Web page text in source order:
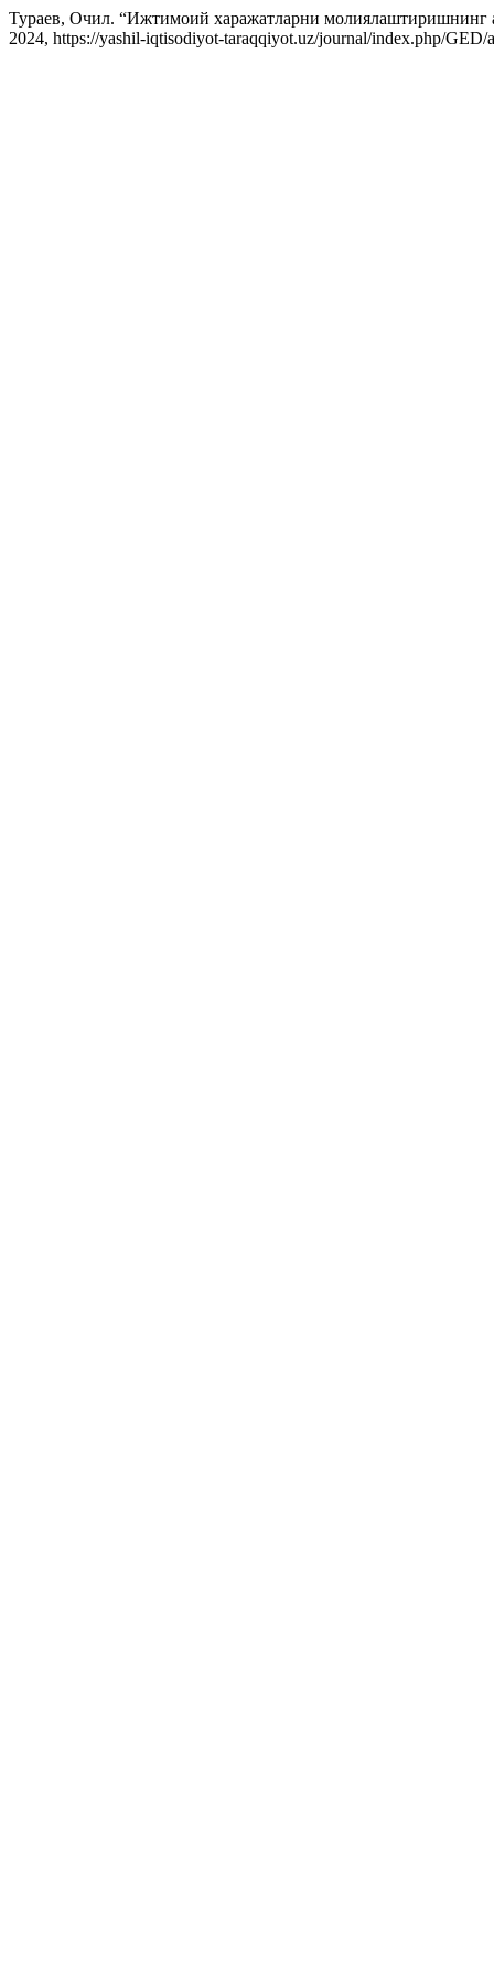
Тураев, Очил. “Ижтимоий харажатларни молиялаштиришнинг
2024, https://yashil-iqtisodiyot-taraqqiyot.uz/journal/index.php/GED/